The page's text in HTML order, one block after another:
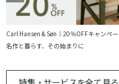
Carl Hansen & Søn｜20％OFFキャンペ
名作と暮らす、その始まりに